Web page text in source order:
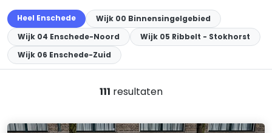
Heel Enschede
Wijk 00 Binnensingelgebied
Wijk 04 Enschede-Noord
Wijk 05 Ribbelt - Stokhorst
Wijk 06 Enschede-Zuid
111 resultaten